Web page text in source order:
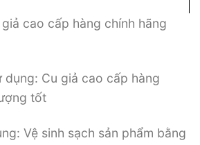
cao cấp hàng chính hãng
dụng: Cu giả cao cấp hàng
tốt
Vệ sinh sạch sản phẩm bằng